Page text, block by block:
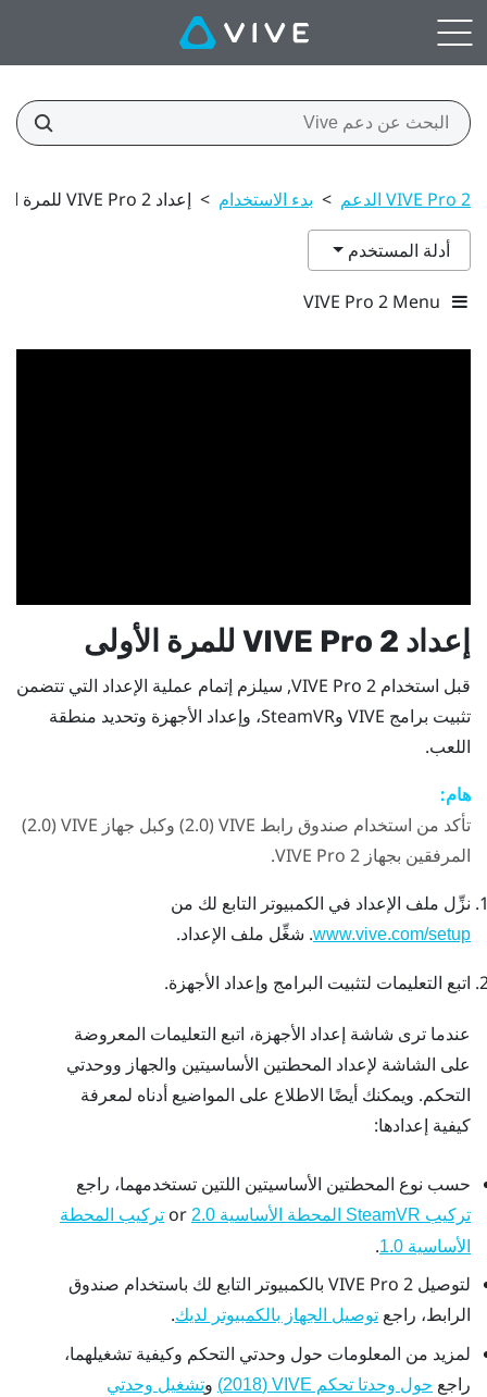
VIVE Pro 2 الدعم > بدء الاستخدام > إعداد VIVE Pro 2 للمرة الأولى
أدلة المستخدم
VIVE Pro 2 Menu
إعداد VIVE Pro 2 للمرة الأولى
قبل استخدام VIVE Pro 2, سيلزم إتمام عملية الإعداد التي تتضمن
تثبيت برامج VIVE وSteamVR، وإعداد الأجهزة وتحديد منطقة
اللعب.
هام:
تأكد من استخدام صندوق رابط VIVE ‏(2.0) وكبل جهاز VIVE ‏(2.0)
المرفقين بجهاز VIVE Pro 2
.
نزِّل ملف الإعداد في الكمبيوتر التابع لك من
www.vive.com/setup. شغِّل ملف الإعداد.
اتبع التعليمات لتثبيت البرامج وإعداد الأجهزة.
عندما ترى شاشة إعداد الأجهزة، اتبع التعليمات المعروضة
على الشاشة لإعداد المحطتين الأساسيتين والجهاز ووحدتي
التحكم. ويمكنك أيضًا الاطلاع على المواضيع أدناه لمعرفة
كيفية إعدادها:
حسب نوع المحطتين الأساسيتين اللتين تستخدمهما، راجع
تركيب SteamVR المحطة الأساسية 2.0
تركيب المحطة
الأساسية 1.0
.
لتوصيل VIVE Pro 2 بالكمبيوتر التابع لك باستخدام صندوق
الرابط، راجع توصيل الجهاز بالكمبيوتر لديك.
لمزيد من المعلومات حول وحدتي التحكم وكيفية تشغيلهما،
راجع حول وحدتا تحكم VIVE ‏(2018) وتشغيل وحدتي